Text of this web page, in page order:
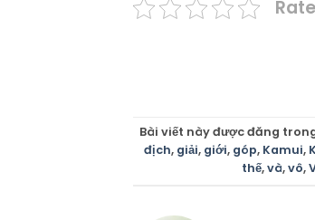
Bài viết này được đăng
địch, giải, giới, góp, Kamui,
thế,và,vô,